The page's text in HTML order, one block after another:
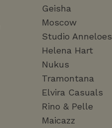
Geisha
Moscow
Studio Anneloes
Helena Hart
Nukus
Tramontana
Elvira Casuals
Rino & Pelle
Maicazz